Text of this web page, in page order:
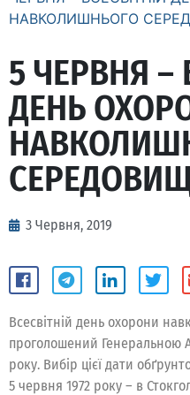
НАВКОЛИШНЬОГО
5 ЧЕРВНЯ –
ДЕНЬ
3 Червня, 2019
Всесвітній день охорони
проголошений Генеральною
року. Вибір цієї дати
5 червня 1972 року – в